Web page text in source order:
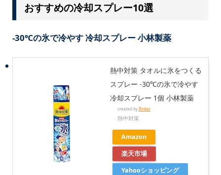
おすすめの冷却スプレー10選
-30℃の氷で冷やす 冷却スプレー 小林製薬
熱中対策 タオルに氷をつくる
スプレー -30℃の氷で冷やす
冷却スプレー 1個 小林製薬
created byRinker
熱中対策
Amazon
楽天市場
Yahooショッピング